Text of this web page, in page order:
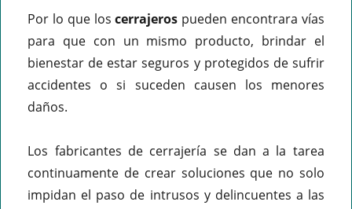
Por lo que loscerrajeros pueden encontrara vías
para que con un mismo producto, brindar el
bienestar de estar seguros y protegidos de sufrir
accidentes o si suceden causen los menores
daños.
Los fabricantes de cerrajería se dan a la tarea
continuamente de crear soluciones que no solo
impidan el paso de intrusos y delincuentes a las